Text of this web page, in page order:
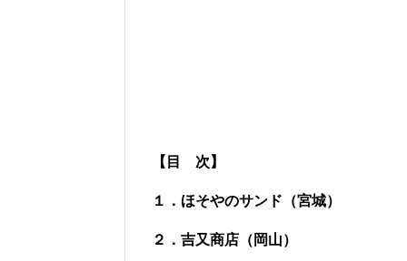
【目 次】
１．ほそやのサンド（宮城）
２．吉又商店（岡山）